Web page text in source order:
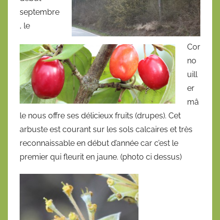
é
l
e
9
o
û
2
0
1
5
septembre
, le
Cor
no
uill
er
mâ
le nous offre ses délicieux fruits (drupes). Cet
arbuste est courant sur les sols calcaires et très
reconnaissable en début d’année car c’est le
premier qui fleurit en jaune. (photo ci dessus)